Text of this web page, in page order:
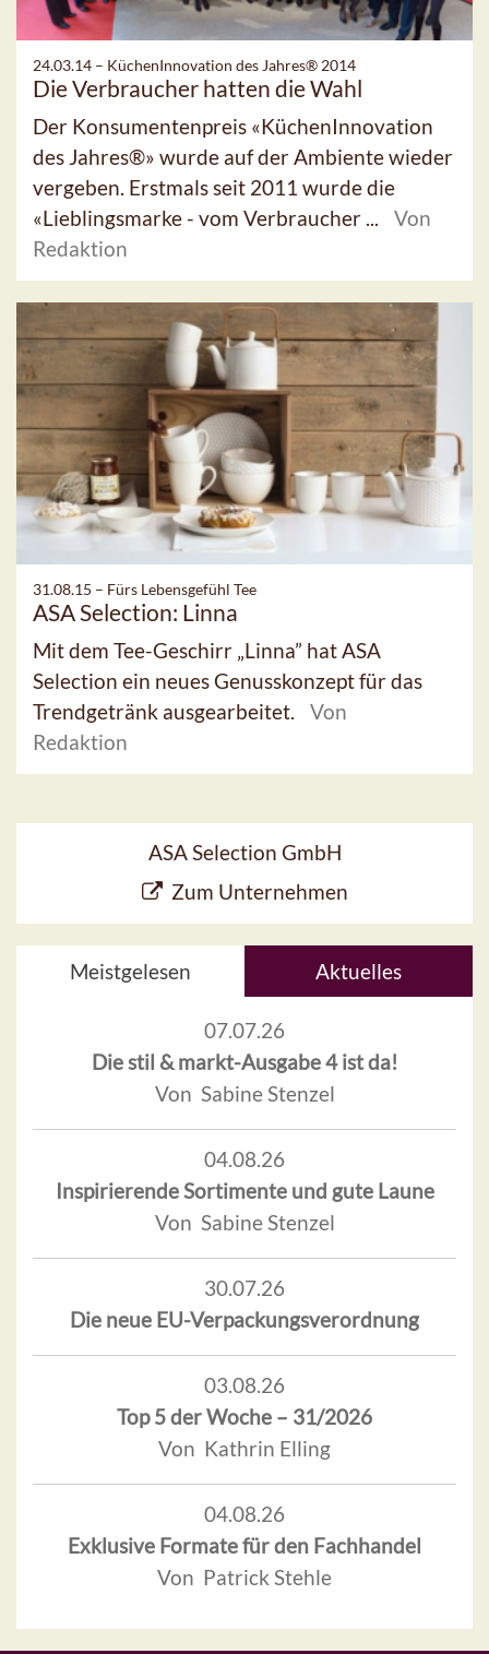
24.03.14 – KüchenInnovation des Jahres® 2014
Die Verbraucher hatten die Wahl
Der Konsumentenpreis «KüchenInnovation
des Jahres®» wurde auf der Ambiente wieder
vergeben. Erstmals seit 2011 wurde die
«Lieblingsmarke - vom Verbraucher ...
Von
Redaktion
31.08.15 – Fürs Lebensgefühl Tee
ASA Selection: Linna
Mit dem Tee-Geschirr „Linna” hat ASA
Selection ein neues Genusskonzept für das
Trendgetränk ausgearbeitet.
Von
Redaktion
ASA Selection GmbH
Zum Unternehmen
Meistgelesen Aktuelles
07.07.26
Die stil & markt-Ausgabe 4 ist da!
Von Sabine Stenzel
04.08.26
Inspirierende Sortimente und gute Laune
Von Sabine Stenzel
30.07.26
Die neue EU-Verpackungsverordnung
03.08.26
Top 5 der Woche – 31/2026
Von Kathrin Elling
04.08.26
Exklusive Formate für den Fachhandel
Von Patrick Stehle